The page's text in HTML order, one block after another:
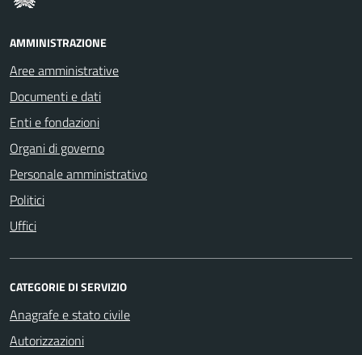
AMMINISTRAZIONE
Aree amministrative
Documenti e dati
Enti e fondazioni
Organi di governo
Personale amministrativo
Politici
Uffici
CATEGORIE DI SERVIZIO
Anagrafe e stato civile
Autorizzazioni